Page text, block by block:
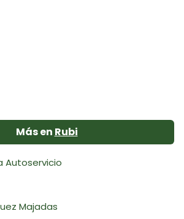
Más en Rubi
Autoservicio
Majadas